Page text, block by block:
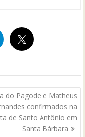
do Pagode e Matheus
confirmados na
de Santo Antônio em
Santa Bárbara